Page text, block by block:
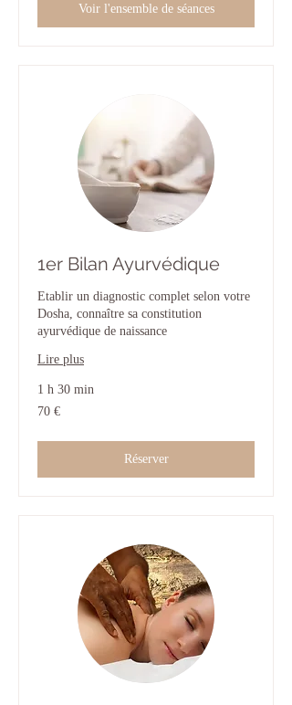
Voir l'ensemble de séances
1er Bilan Ayurvédique
Etablir un diagnostic complet selon votre
Dosha, connaître sa constitution
ayurvédique de naissance
Lire plus
1 h 30 min
70
euros
70 €
Réserver